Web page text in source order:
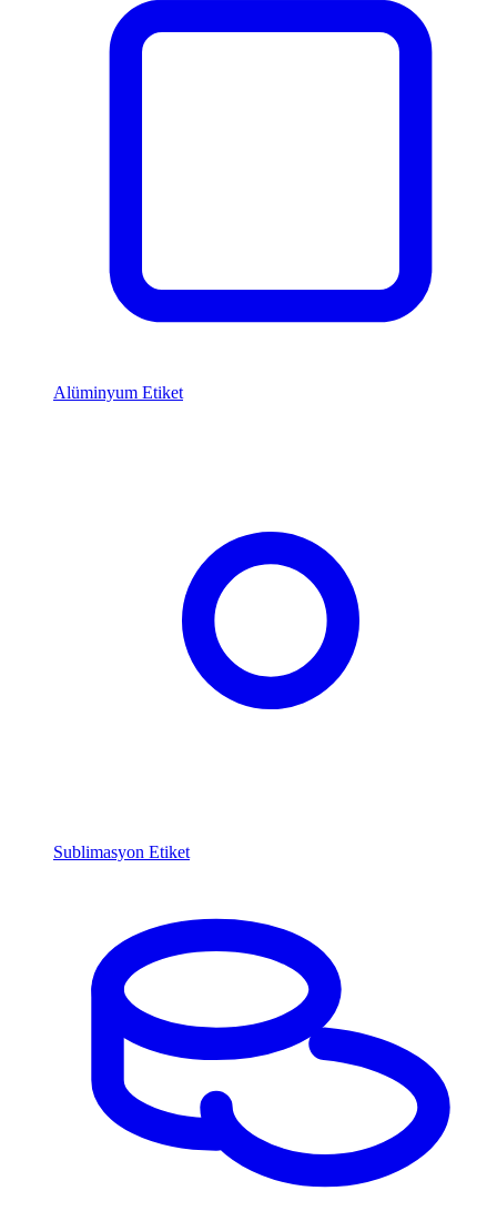
Alüminyum Etiket
Sublimasyon Etiket